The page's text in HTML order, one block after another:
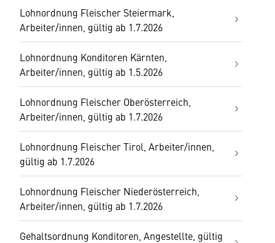
Lohnordnung Fleischer Steiermark,
Arbeiter/innen, gültig ab 1.7.2026
Lohnordnung Konditoren Kärnten,
Arbeiter/innen, gültig ab 1.5.2026
Lohnordnung Fleischer Oberösterreich,
Arbeiter/innen, gültig ab 1.7.2026
Lohnordnung Fleischer Tirol, Arbeiter/innen,
gültig ab 1.7.2026
Lohnordnung Fleischer Niederösterreich,
Arbeiter/innen, gültig ab 1.7.2026
Gehaltsordnung Konditoren, Angestellte, gültig